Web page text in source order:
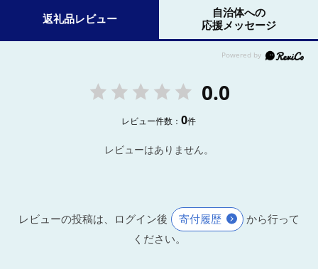
返礼品レビュー
自治体への
応援メッセージ
0.0
レビュー件数：0件
レビューはありません。
レビューの投稿は、ログイン後 寄付履歴
から行って
ください。